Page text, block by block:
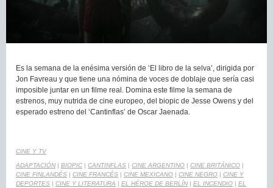
Es la semana de la enésima versión de ‘El libro de la selva’, dirigida por
Jon Favreau y que tiene una nómina de voces de doblaje que sería casi
imposible juntar en un filme real. Domina este filme la semana de
estrenos, muy nutrida de cine europeo, del biopic de Jesse Owens y del
esperado estreno del ‘Cantinflas’ de Oscar Jaenada.
CINE Y TV
ADAPTACIÓN | BIOPIC | CANTINFLAS | CINE ARGENTINO | CINE BRITÁNICO |
CINE FINLANDÉS | CINE FRANCÉS | CINE MEXICANO | CINE NEGRO | CINE Y
DEPORTES | CINE Y LITERATURA | EL HÉROE DE BERLÍN | EL INCENDIO | EL